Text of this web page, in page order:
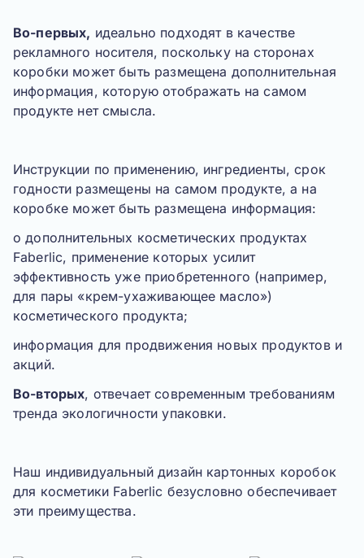
Во-первых, идеально подходят в качестве
рекламного носителя, поскольку на сторонах
коробки может быть размещена дополнительная
информация, которую отображать на самом
продукте нет смысла.
Инструкции по применению, ингредиенты, срок
годности размещены на самом продукте, а на
коробке может быть размещена информация:
о дополнительных косметических продуктах
Faberlic, применение которых усилит
эффективность уже приобретенного (например,
для пары «крем-ухаживающее масло»)
косметического продукта;
информация для продвижения новых продуктов и
акций.
Во-вторых, отвечает современным требованиям
тренда экологичности упаковки.
Наш индивидуальный дизайн картонных коробок
для косметики Faberlic безусловно обеспечивает
эти преимущества.